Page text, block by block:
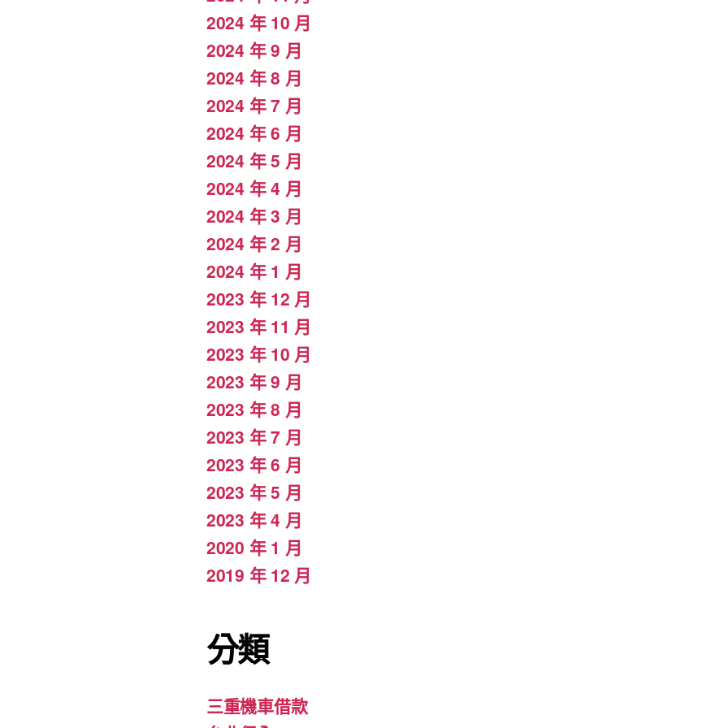
2024 年 10 月
2024 年 9 月
2024 年 8 月
2024 年 7 月
2024 年 6 月
2024 年 5 月
2024 年 4 月
2024 年 3 月
2024 年 2 月
2024 年 1 月
2023 年 12 月
2023 年 11 月
2023 年 10 月
2023 年 9 月
2023 年 8 月
2023 年 7 月
2023 年 6 月
2023 年 5 月
2023 年 4 月
2020 年 1 月
2019 年 12 月
分類
三重機車借款